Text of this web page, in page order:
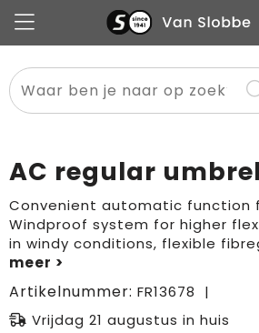
Alle categorieën
Promo
Pennen
Notitieboekjes
Papier
Flessen
Glazen en karaffen
Merken
Meest gekozen
Sportkleding
Overig textiel
Boodschappen- en
Sport & vrije tijd
Rugzakken
AC regular
Convenient automatic function
Windproof system for higher
in windy conditions, flexible
Artikelnummer: FR13678
Vrijdag 21 augustus in huis